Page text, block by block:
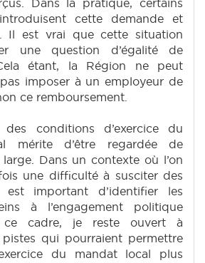
Dans la pratique, certains
cette demande et
Il est vrai que cette situation
une question d’égalité de
étant, la Région ne peut
imposer à un employeur de
ce remboursement.
conditions d’exercice du
mérite d’être regardée de
Dans un contexte où l’on
une difficulté à susciter des
est important d’identifier les
à l’engagement politique
ce cadre, je reste ouvert à
pistes qui pourraient permettre
du mandat local plus